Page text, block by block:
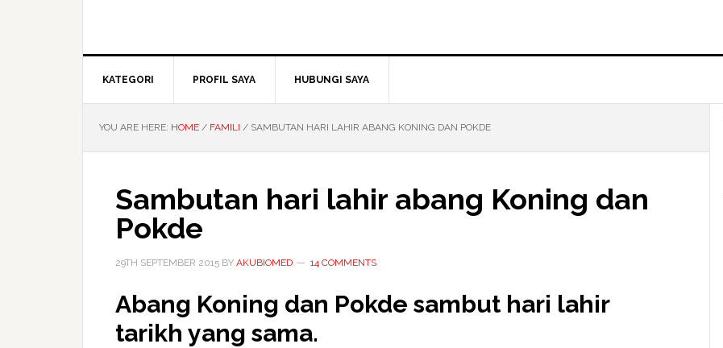
KATEGORI PROFIL SAYA HUBUNGI SAYA
YOU ARE HERE: HOME / FAMILI / SAMBUTAN HARI LAHIR ABANG KONING DAN POKDE
Sambutan hari lahir abang Koning dan
Pokde
29TH SEPTEMBER 2015 BY AKUBIOMED 14 COMMENTS
Abang Koning dan Pokde sambut hari lahir
tarikh yang sama.